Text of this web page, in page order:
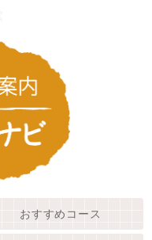
おすすめコース